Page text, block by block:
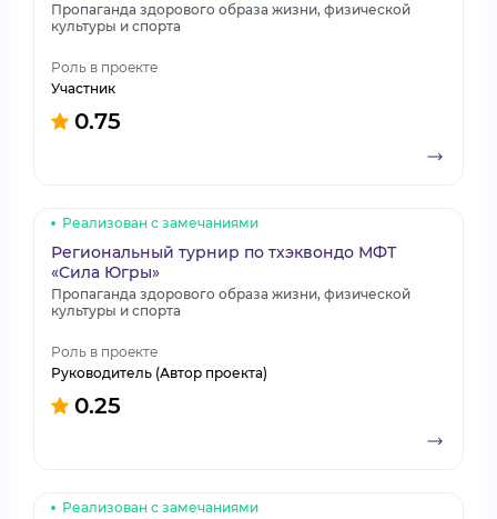
Пропаганда здорового образа жизни, физической
культуры и спорта
Роль в проекте
Участник
0.75
Реализован с замечаниями
Региональный турнир по тхэквондо МФТ
«Сила Югры»
Пропаганда здорового образа жизни, физической
культуры и спорта
Роль в проекте
Руководитель (Автор проекта)
0.25
Реализован с замечаниями